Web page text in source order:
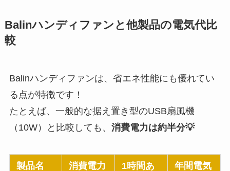
Balinハンディファンと他製品の電気代比
較
Balinハンディファンは、省エネ性能にも優れてい
る点が特徴です！
たとえば、一般的な据え置き型のUSB扇風機
（10W）と比較しても、 消費電力は約半分💡
製品名 消費電力 1時間あ 年間電気